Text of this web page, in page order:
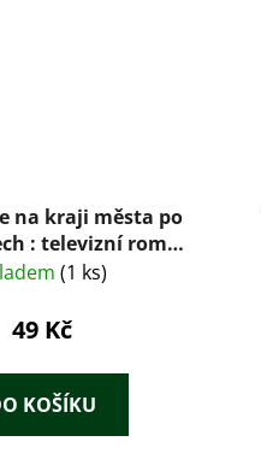
na kraji města po
: televizní román
seriálu
(1 ks)
49 Kč
KOŠÍKU